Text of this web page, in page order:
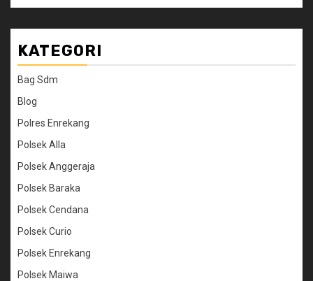
KATEGORI
Bag Sdm
Blog
Polres Enrekang
Polsek Alla
Polsek Anggeraja
Polsek Baraka
Polsek Cendana
Polsek Curio
Polsek Enrekang
Polsek Maiwa